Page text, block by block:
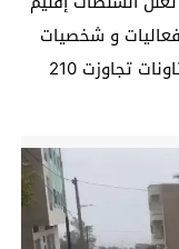
و شخصيات
وطنية على بلاغ لجنة دعم منكوبي إقليم تاونات تجاوزت 210